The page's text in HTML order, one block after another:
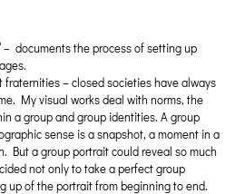
– documents the process of setting up
fraternities – closed societies have always
My visual works deal with norms, the
a group and group identities. A group
sense is a snapshot, a moment in a
But a group portrait could reveal so much
not only to take a perfect group
up of the portrait from beginning to end.